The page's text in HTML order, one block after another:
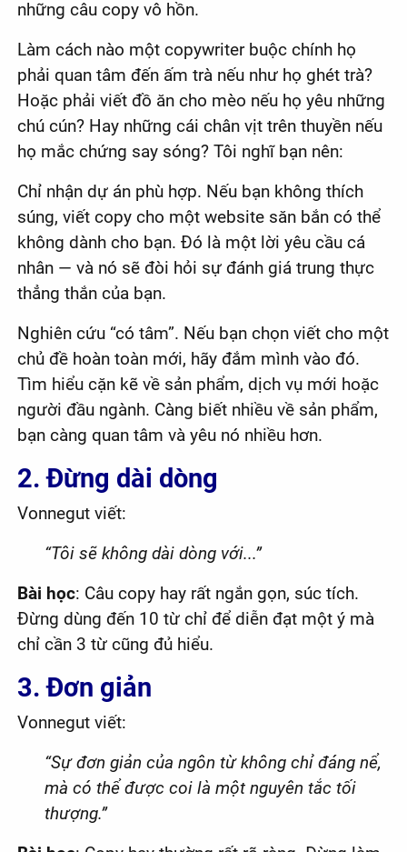
những câu copy vô hồn.
Làm cách nào một copywriter buộc chính họ
phải quan tâm đến ấm trà nếu như họ ghét trà?
Hoặc phải viết đồ ăn cho mèo nếu họ yêu những
chú cún? Hay những cái chân vịt trên thuyền nếu
họ mắc chứng say sóng? Tôi nghĩ bạn nên:
Chỉ nhận dự án phù hợp. Nếu bạn không thích
súng, viết copy cho một website săn bắn có thể
không dành cho bạn. Đó là một lời yêu cầu cá
nhân — và nó sẽ đòi hỏi sự đánh giá trung thực
thẳng thắn của bạn.
Nghiên cứu “có tâm”. Nếu bạn chọn viết cho một
chủ đề hoàn toàn mới, hãy đắm mình vào đó.
Tìm hiểu cặn kẽ về sản phẩm, dịch vụ mới hoặc
người đầu ngành. Càng biết nhiều về sản phẩm,
bạn càng quan tâm và yêu nó nhiều hơn.
2. Đừng dài dòng
Vonnegut viết:
“Tôi sẽ không dài dòng với...”
Bài học: Câu copy hay rất ngắn gọn, súc tích.
Đừng dùng đến 10 từ chỉ để diễn đạt một ý mà
chỉ cần 3 từ cũng đủ hiểu.
3. Đơn giản
Vonnegut viết:
“Sự đơn giản của ngôn từ không chỉ đáng nể,
mà có thể được coi là một nguyên tắc tối
thượng.”